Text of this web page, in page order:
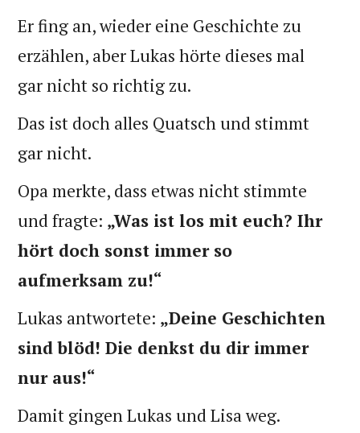
Er fing an, wieder eine Geschichte zu
erzählen, aber Lukas hörte dieses mal
gar nicht so richtig zu.
Das ist doch alles Quatsch und stimmt
gar nicht.
Opa merkte, dass etwas nicht stimmte
und fragte: „Was ist los mit euch? Ihr
hört doch sonst immer so
aufmerksam zu!“
Lukas antwortete: „Deine Geschichten
sind blöd! Die denkst du dir immer
nur aus!“
Damit gingen Lukas und Lisa weg.